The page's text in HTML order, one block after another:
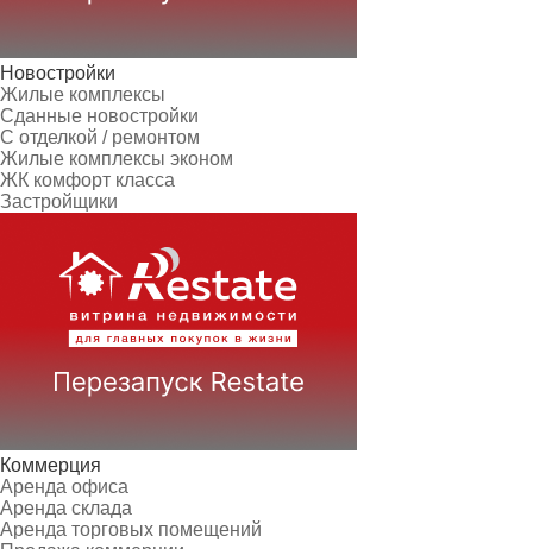
Новостройки
Жилые комплексы
Сданные новостройки
С отделкой / ремонтом
Жилые комплексы эконом
ЖК комфорт класса
Застройщики
Коммерция
Аренда офиса
Аренда склада
Аренда торговых помещений